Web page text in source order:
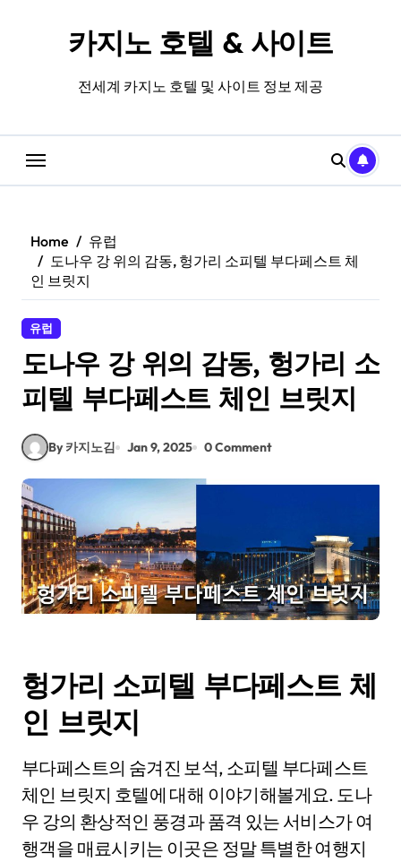
카지노 호텔 & 사이트
전세계 카지노 호텔 및 사이트 정보 제공
Home
유럽
도나우 강 위의 감동, 헝가리 소피텔 부다페스트 체
인 브릿지
유럽
도나우 강 위의 감동, 헝가리 소
피텔 부다페스트 체인 브릿지
By 카지노김 Jan 9, 2025 0 Comment
헝가리 소피텔 부다페스트 체
인 브릿지
부다페스트의 숨겨진 보석, 소피텔 부다페스트
체인 브릿지 호텔에 대해 이야기해볼게요. 도나
우 강의 환상적인 풍경과 품격 있는 서비스가 여
행객을 매료시키는 이곳은 정말 특별한 여행지